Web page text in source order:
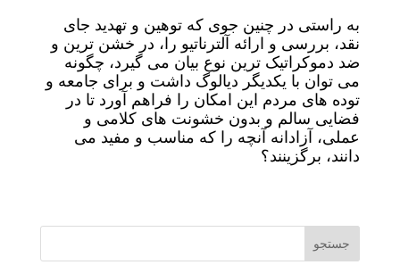
به راستی در چنین جوی که توهین و تهدید جای
نقد، بررسی و ارائه آلترناتیو را، در خشن ترین و
ضد دموکراتیک ترین نوع بیان می گیرد، چگونه
می توان با یکدیگر دیالوگ داشت و برای جامعه و
توده های مردم این امکان را فراهم آورد تا در
فضایی سالم و بدون خشونت های کلامی و
عملی، آزادانه آنچه را که مناسب و مفید می
دانند، برگزینند؟
جستجو